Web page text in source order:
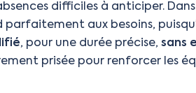
difficiles à anticiper.
aux besoins,
, pour une durée précise, sans
prisée pour renforcer les